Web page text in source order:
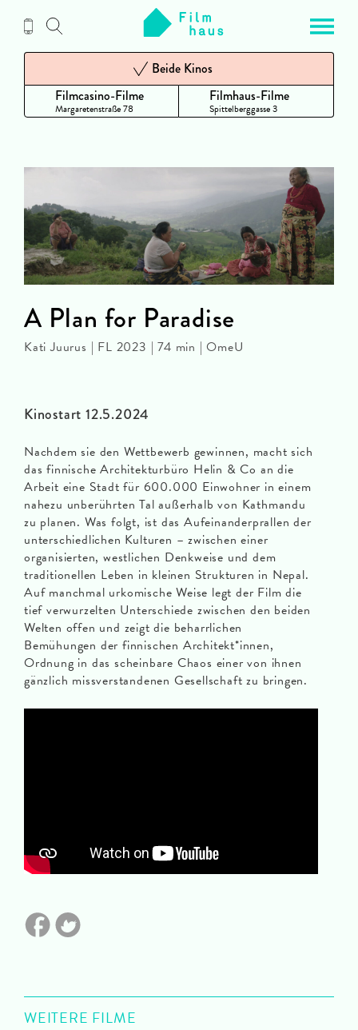
Inhalt
Filmcasino-Filme
Margaretenstraße 78
Beide Kinos
Filmhaus-Filme
Spittelberggasse 3
Kinostart 12.5.2024
Nachdem sie den Wettbewerb gewinnen, macht sich
das finnische Architekturbüro Helin & Co an die
Arbeit eine Stadt für 600.000 Einwohner in einem
nahezu unberührten Tal außerhalb von Kathmandu
zu planen. Was folgt, ist das Aufeinanderprallen der
unterschiedlichen Kulturen – zwischen einer
organisierten, westlichen Denkweise und dem
traditionellen Leben in kleinen Strukturen in Nepal.
Auf manchmal urkomische Weise legt der Film die
tief verwurzelten Unterschiede zwischen den beiden
Welten offen und zeigt die beharrlichen
Bemühungen der finnischen Architekt*innen,
Ordnung in das scheinbare Chaos einer von ihnen
gänzlich missverstandenen Gesellschaft zu bringen.
A Plan for Paradise
Kati Juurus | FL 2023 | 74 min | OmeU
WEITERE FILME